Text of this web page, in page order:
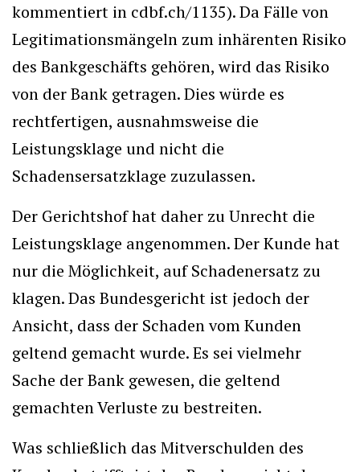
kommentiert in cdbf.ch/1135). Da Fälle von
Legitimationsmängeln zum inhärenten Risiko
des Bankgeschäfts gehören, wird das Risiko
von der Bank getragen. Dies würde es
rechtfertigen, ausnahmsweise die
Leistungsklage und nicht die
Schadensersatzklage zuzulassen.
Der Gerichtshof hat daher zu Unrecht die
Leistungsklage angenommen. Der Kunde hat
nur die Möglichkeit, auf Schadenersatz zu
klagen. Das Bundesgericht ist jedoch der
Ansicht, dass der Schaden vom Kunden
geltend gemacht wurde. Es sei vielmehr
Sache der Bank gewesen, die geltend
gemachten Verluste zu bestreiten.
Was schließlich das Mitverschulden des